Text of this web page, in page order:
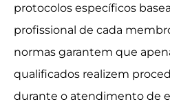
protocolos específicos
profissional de cada
normas garantem que
qualificados realizem
durante o atendimento de